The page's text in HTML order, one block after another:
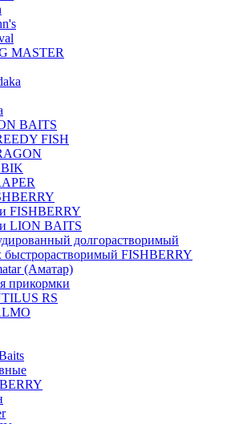
MASTER
BAITS
FISH
FISHBERRY
LION BAITS
долгорастворимый
FISHBERRY
(Аматар)
прикормки
RS